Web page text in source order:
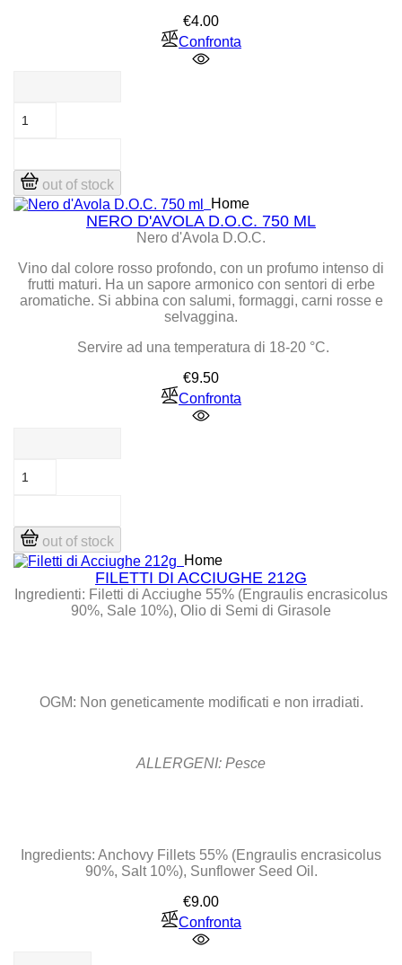
€4.00Price
Confronta
out of stock
Home
NERO D'AVOLA D.O.C. 750 ML
Nero d'Avola D.O.C.
Vino dal colore rosso profondo, con un profumo intenso di
frutti maturi. Ha un sapore armonico con sentori di erbe
aromatiche. Si abbina con salumi, formaggi, carni rosse e
selvaggina.
Servire ad una temperatura di 18-20 °C.
€9.50Price
Confronta
out of stock
Home
FILETTI DI ACCIUGHE 212G
Ingredienti: Filetti di Acciughe 55% (Engraulis encrasicolus
90%, Sale 10%), Olio di Semi di Girasole
OGM: Non geneticamente modificati e non irradiati.
ALLERGENI: Pesce
Ingredients: Anchovy Fillets 55% (Engraulis encrasicolus
90%, Salt 10%), Sunflower Seed Oil.
€9.00Price
Confronta